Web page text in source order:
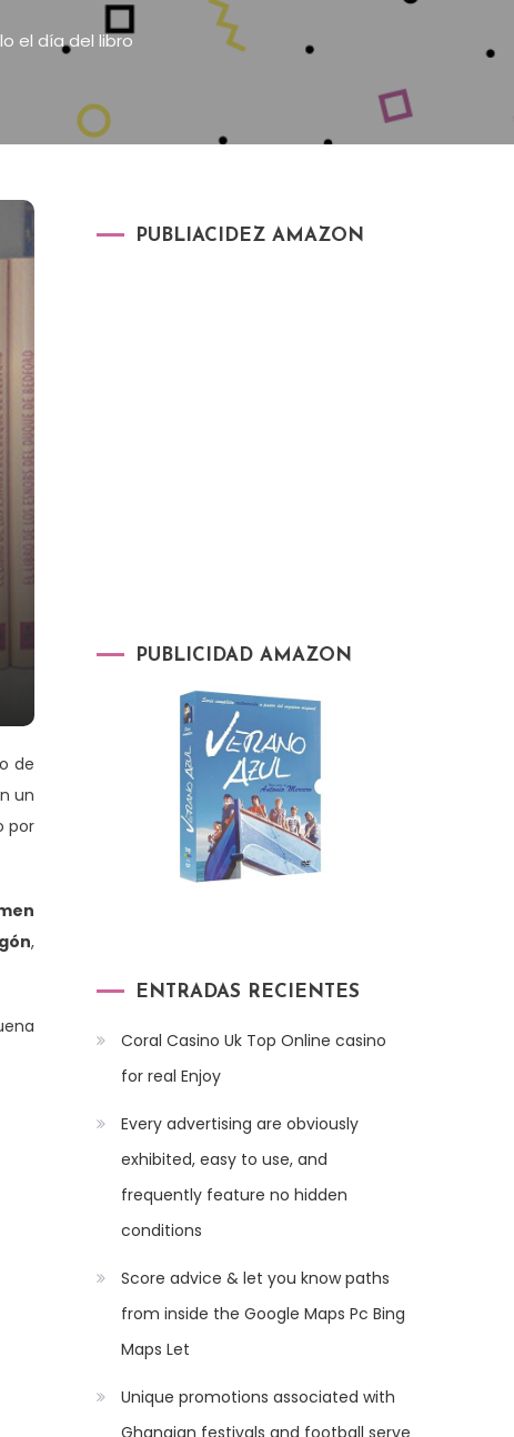
el día del libro
de
un
por
,
PUBLIACIDEZ AMAZON
PUBLICIDAD AMAZON
ENTRADAS RECIENTES
Coral Casino Uk Top Online casino
for real Enjoy
Every advertising are obviously
exhibited, easy to use, and
frequently feature no hidden
conditions
Score advice & let you know paths
from inside the Google Maps Pc Bing
Maps Let
Unique promotions associated with